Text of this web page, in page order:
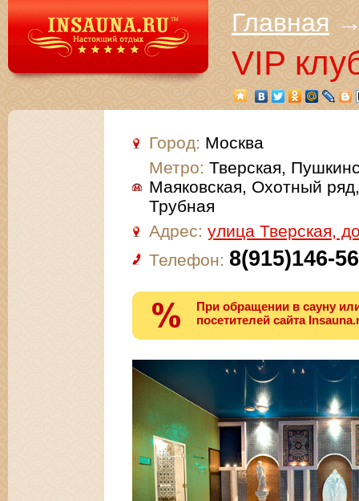
Главная
VIP
Город: Москва
Метро: Тверская,
Маяковская, Охотный
Трубная
Адрес: улица Тверская,
Телефон: 8(915)146-
При обращении в сауну
посетителей сайта